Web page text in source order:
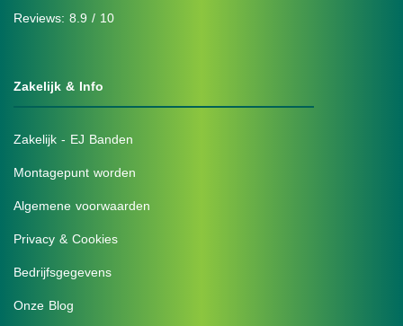
Reviews: 8.9 / 10
Zakelijk & Info
Zakelijk - EJ Banden
Montagepunt worden
Algemene voorwaarden
Privacy & Cookies
Bedrijfsgegevens
Onze Blog